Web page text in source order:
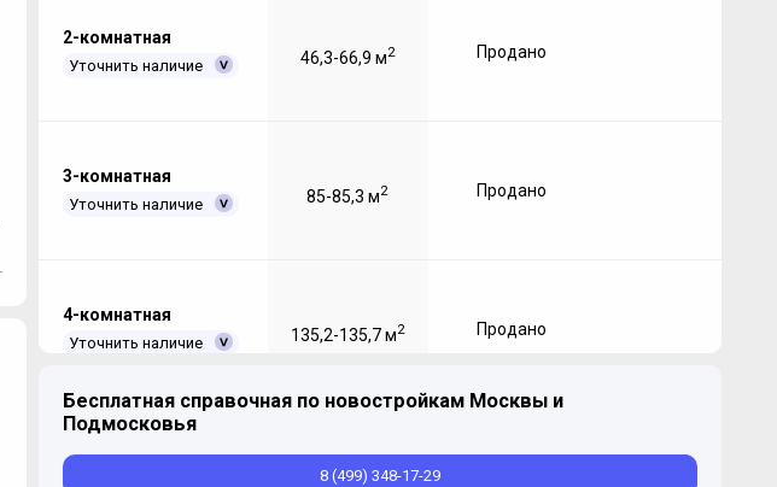
2-комнатная
Уточнить наличие 46,3-66,9 м2 Продано
3-комнатная
Уточнить наличие 85-85,3 м2 Продано
4-комнатная
Уточнить наличие 135,2-135,7 м2 Продано
Бесплатная справочная по новостройкам Москвы и
Подмосковья
8 (499) 348-17-29